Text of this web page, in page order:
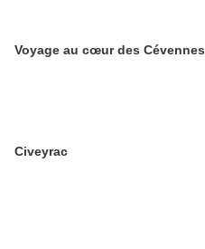
Voyage au cœur des Cévennes
Civeyrac